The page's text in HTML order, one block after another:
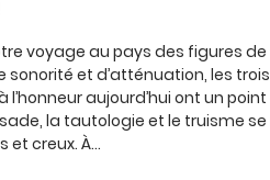
voyage au pays des figures de
sonorité et d’atténuation, les
aujourd’hui ont un point
la tautologie et le truisme
et creux. À...